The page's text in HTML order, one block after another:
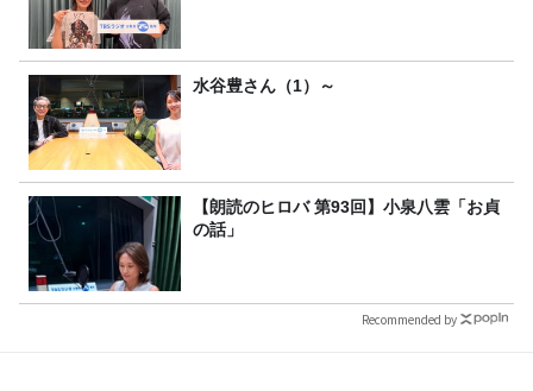
水谷豊さん（1）～
【朗読のヒロバ 第93回】小泉八雲「お貞
の話」
Recommended by